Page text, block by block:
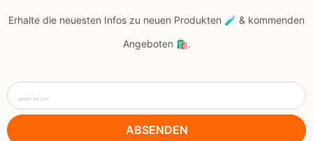
Erhalte die neuesten Infos zu neuen Produkten 🧪 & kommenden
Angeboten 🛍️.
geben sie ihre
ABSENDEN